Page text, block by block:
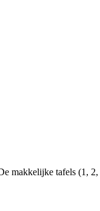
makkelijke tafels (1,